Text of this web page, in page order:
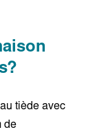
tiède avec
de